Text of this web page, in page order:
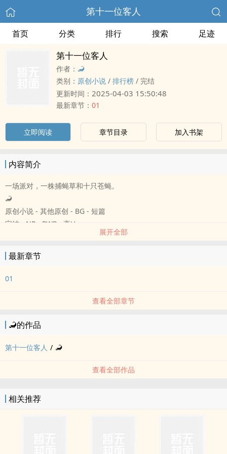
第十一位客人
首页 分类 排行 搜索 足迹
第十一位客人
作者： 🦂
类别： 原创小说 / 排行榜 / 完结
更新时间： 2025-04-03 15:50:48
最新章节： 01
立即阅读 章节目录 加入书架
内容简介
一场派对，一株捕蝇草和十只苍蝇。
🦂
原创小说 - 其他原创 - BG - 短篇
完结 - NP - PWP - ‌‎‎高‌‎‌H‍‌
四个字概括本文：魅魔觅食（意味深）。
🖤
文丑，十分恶趣味，如有不适请及时退出。
文中角色言行不代表作者立场。
不推荐无法分清虚拟和现实的人群观看。
一发完结，可能会有一个短小的后日谈
展开全部
最新章节
01
查看全部章节
🦂的作品
第十一位客人 / 🦂
查看全部作品
相关推荐